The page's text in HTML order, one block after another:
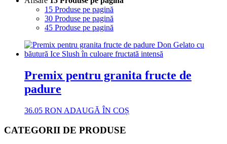
15 Produse pe pagină
30 Produse pe pagină
45 Produse pe pagină
Premix pentru granita fructe de
padure
36.05 RON ADAUGĂ ÎN COȘ
CATEGORII DE PRODUSE